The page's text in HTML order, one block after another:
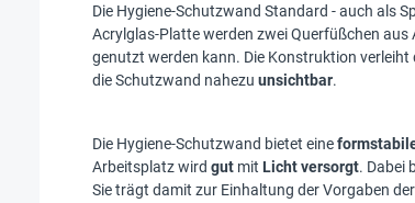
Die Hygiene-Schutzwand Standard - auch als
Acrylglas-Platte werden zwei Querfüßchen
genutzt werden kann. Die Konstruktion verleiht
die Schutzwand nahezu unsichtbar.
Die Hygiene-Schutzwand bietet eine
Arbeitsplatz wird gut mit Licht versorgt. Dabei
Sie trägt damit zur Einhaltung der Vorgaben